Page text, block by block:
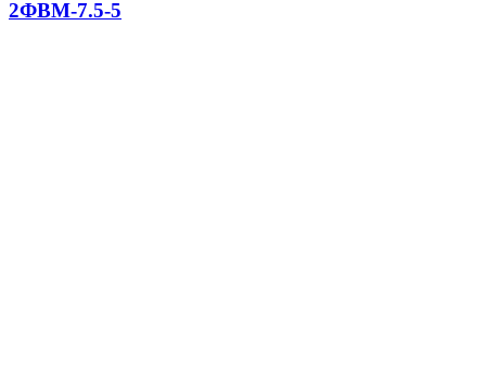
2ФВМ-7.5-5